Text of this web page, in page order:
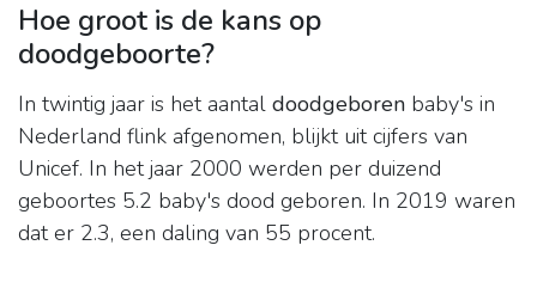
Hoe groot is de kans op
doodgeboorte?
In twintig jaar is het aantal doodgeboren baby's in
Nederland flink afgenomen, blijkt uit cijfers van
Unicef. In het jaar 2000 werden per duizend
geboortes 5.2 baby's dood geboren. In 2019 waren
dat er 2.3, een daling van 55 procent.